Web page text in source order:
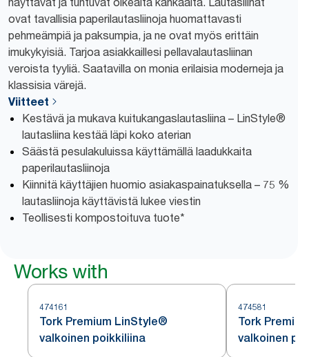
ovat tavallisia paperilautasliinoja huomattavasti
pehmeämpiä ja paksumpia, ja ne ovat myös erittäin
imukykyisiä. Tarjoa asiakkaillesi pellavalautasliinan
veroista tyyliä. Saatavilla on monia erilaisia moderneja ja
klassisia värejä.
Viitteet
Kestävä ja mukava kuitukangaslautasliina – LinStyle®
lautasliina kestää läpi koko aterian
Säästä pesulakuluissa käyttämällä laadukkaita
paperilautasliinoja
Kiinnitä käyttäjien huomio asiakaspainatuksella – 75 %
lautasliinoja käyttävistä lukee viestin
Teollisesti kompostoituva tuote*
Works with
474161
Tork Premium LinStyle®
valkoinen poikkiliina
474581
Tork
valkoinen